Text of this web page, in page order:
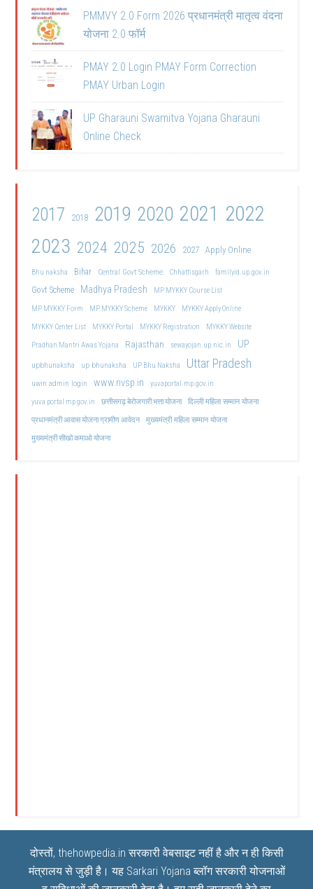
PMMVY 2.0 Form 2026 प्रधानमंत्री मातृत्व वंदना
योजना 2.0 फॉर्म
PMAY 2.0 Login PMAY Form Correction
PMAY Urban Login
UP Gharauni Swamitva Yojana Gharauni
Online Check
2017 2018 2019 2020 2021 2022
2023 2024 2025 2026 2027 Apply Online
Bhu naksha Bihar Central Govt Scheme Chhattisgarh familyid.up.gov.in
Govt Scheme Madhya Pradesh
MP MYKKY Course List
MP MYKKY Form
MP MYKKY Scheme MYKKY
MYKKY Apply Online
MYKKY Center List
MYKKY Portal MYKKY Registration
MYKKY Website
Pradhan Mantri Awas Yojana
Rajasthan sewayojan.up.nic.in UP
upbhunaksha up bhunaksha UP Bhu Naksha Uttar Pradesh
uwin admin login www.nvsp.in
yuvaportal.mp.gov.in
yuva portal mp gov.in
छत्तीसगढ़ बेरोजगारी भत्ता योजना दिल्ली महिला सम्मान योजना
प्रधानमंत्री आवास योजना ग्रामीण आवेदन मुख्यमंत्री महिला सम्मान योजना
मुख्यमंत्री सीखो कमाओ योजना
दोस्तों, thehowpedia.in सरकारी वेबसाइट नहीं है और न ही किसी
मंत्रालय से जुड़ी है। यह Sarkari Yojana ब्लॉग सरकारी योजनाओं